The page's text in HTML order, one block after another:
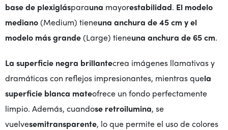
base de plexiglásparauna mayorestabilidad. El modelo
mediano(Medium) tieneuna anchura de 45 cm yel
modelo más grande(Large) tieneuna anchura de 65 cm.
La superficie negra brillantecrea imágenes llamativas y
dramáticas con reflejos impresionantes, mientras quela
superficie blanca mateofrece un fondo perfectamente
limpio. Además, cuandose retroilumina, se
vuelvesemitransparente, lo que permite el uso de colores